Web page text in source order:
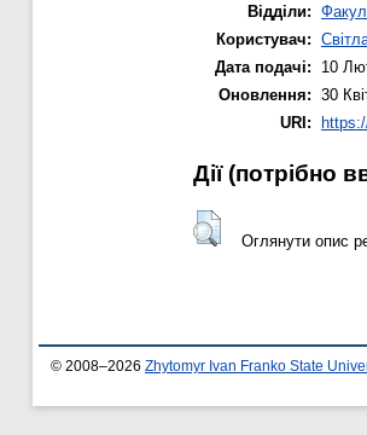
Відділи:
Користувач:
Дата подачі:
10
Оновлення: 30
URI:
Дії ​​(потрібно
Оглянути опис
© 2008–2026 Zhytomyr Ivan Franko State